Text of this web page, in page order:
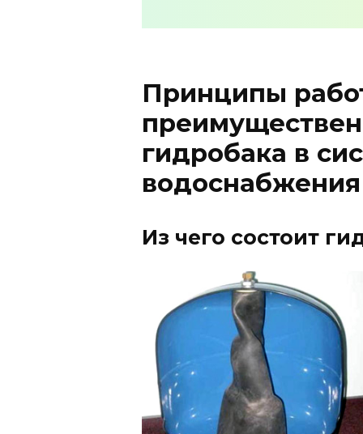
Принципы
гидробака в
водоснабжения
Из чего состоит